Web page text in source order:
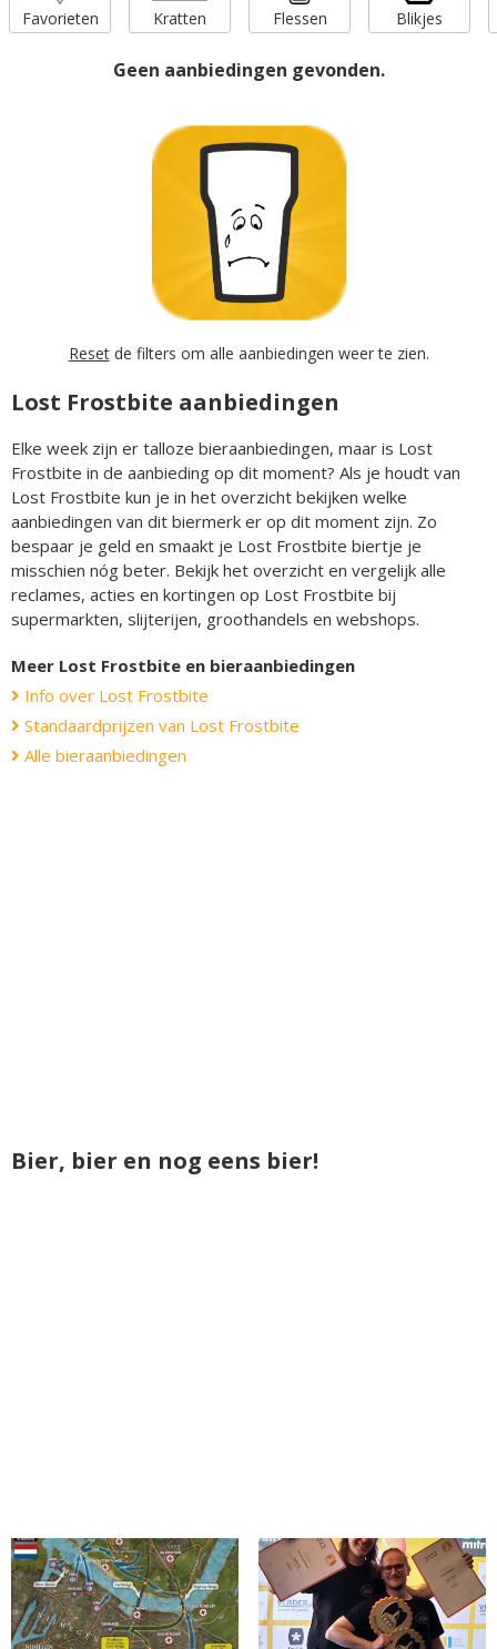
Favorieten Kratten Flessen Blikjes
Geen aanbiedingen gevonden.
Resetde filters om alle aanbiedingen weer te zien.
Lost Frostbite aanbiedingen
Elke week zijn er talloze bieraanbiedingen, maar is Lost
Frostbite in de aanbieding op dit moment? Als je houdt van
Lost Frostbite kun je in het overzicht bekijken welke
aanbiedingen van dit biermerk er op dit moment zijn. Zo
bespaar je geld en smaakt je Lost Frostbite biertje je
misschien nóg beter. Bekijk het overzicht en vergelijk alle
reclames, acties en kortingen op Lost Frostbite bij
supermarkten, slijterijen, groothandels en webshops.
Meer Lost Frostbite en bieraanbiedingen
Info over Lost Frostbite
Standaardprijzen van Lost Frostbite
Alle bieraanbiedingen
Bier, bier en nog eens bier!